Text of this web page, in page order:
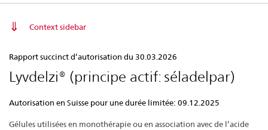
contact
Context sidebar
succinct
d’autorisation
–
Rapport succinct d’autorisation du 30.03.2026
Lyvdelzi® (principe actif: séladelpar)
Autorisation en Suisse pour une durée limitée: 09.12.2025
Gélules utilisées en monothérapie ou en association avec de l’acide